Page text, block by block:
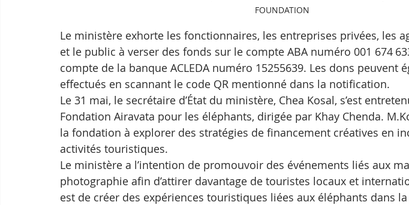
FOUNDATION
Le ministère exhorte les fonctionnaires, les entreprises privées, les
et le public à verser des fonds sur le compte ABA numéro 001 674
compte de la banque ACLEDA numéro 15255639. Les dons peuvent
effectués en scannant le code QR mentionné dans la notification.
Le 31 mai, le secrétaire d’État du ministère, Chea Kosal, s’est
Fondation Airavata pour les éléphants, dirigée par Khay Chenda.
la fondation à explorer des stratégies de financement créatives en
activités touristiques.
Le ministère a l’intention de promouvoir des événements liés aux
photographie afin d’attirer davantage de touristes locaux et
est de créer des expériences touristiques liées aux éléphants dans